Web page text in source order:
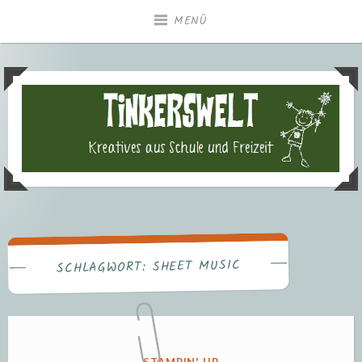
MENÜ
Tinkerswelt – Kreatives aus
Freizeit und Schule
SCHLAGWORT: SHEET MUSIC